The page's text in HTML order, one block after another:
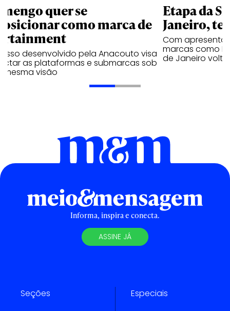
quer se
como marca de
desenvolvido pela Anacouto visa
as plataformas e submarcas sob
mesma visão
Etapa da
Janeiro,
Com
marcas como
de Janeiro
Informa, inspira e conecta.
ASSINE JÁ
Seções Especiais